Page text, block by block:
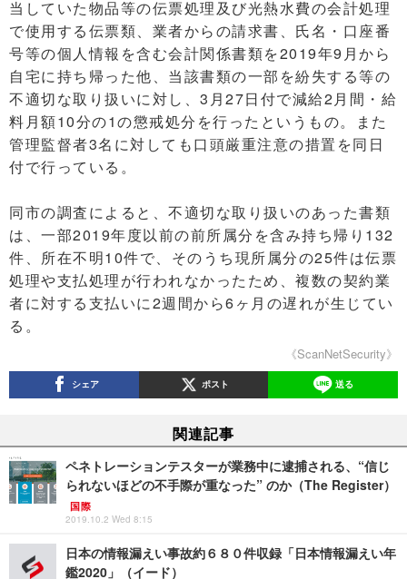
当していた物品等の伝票処理及び光熱水費の会計処理
で使用する伝票類、業者からの請求書、氏名・口座番
号等の個人情報を含む会計関係書類を2019年9月から
自宅に持ち帰った他、当該書類の一部を紛失する等の
不適切な取り扱いに対し、3月27日付で減給2月間・給
料月額10分の1の懲戒処分を行ったというもの。また
管理監督者3名に対しても口頭厳重注意の措置を同日
付で行っている。
同市の調査によると、不適切な取り扱いのあった書類
は、一部2019年度以前の前所属分を含み持ち帰り132
件、所在不明10件で、そのうち現所属分の25件は伝票
処理や支払処理が行われなかったため、複数の契約業
者に対する支払いに2週間から6ヶ月の遅れが生じてい
る。
《ScanNetSecurity》
シェア ポスト 送る
関連記事
ペネトレーションテスターが業務中に逮捕される、“信じ
られないほどの不手際が重なった” のか（The Register）
国際
2019.10.2 Wed 8:15
日本の情報漏えい事故約６８０件収録「日本情報漏えい年
鑑2020」（イード）